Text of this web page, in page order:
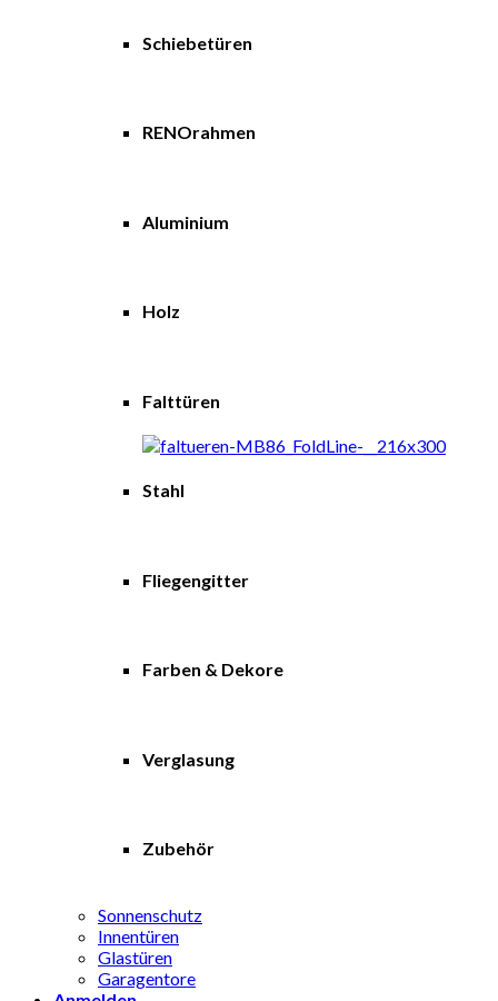
Schiebetüren
RENOrahmen
Aluminium
Holz
Falttüren
Stahl
Fliegengitter
Farben & Dekore
Verglasung
Zubehör
Sonnenschutz
Innentüren
Glastüren
Garagentore